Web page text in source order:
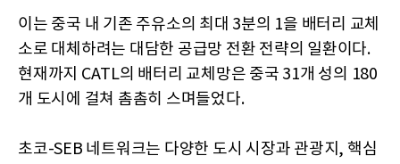
이는 중국 내 기존 주유소의 최대 3분의 1을 배터리 교체
소로 대체하려는 대담한 공급망 전환 전략의 일환이다.
현재까지 CATL의 배터리 교체망은 중국 31개 성의 180
개 도시에 걸쳐 촘촘히 스며들었다.
초코-SEB 네트워크는 다양한 도시 시장과 관광지, 핵심